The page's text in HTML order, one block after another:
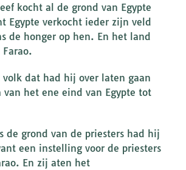
kocht al de grond van Egypte
Egypte verkocht ieder zijn veld
de honger op hen. En het land
volk dat had hij over laten gaan
van het ene eind van Egypte tot
de grond van de priesters had hij
een instelling voor de priesters
En zij aten het